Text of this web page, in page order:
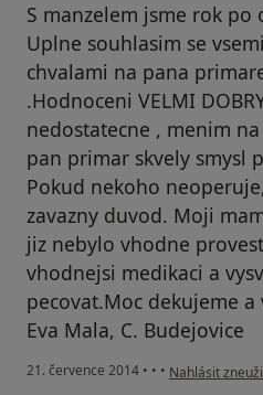
S manzelem jsme rok po
Uplne souhlasim se
chvalami na pana
.Hodnoceni VELMI
nedostatecne , menim na
pan primar skvely smysl
Pokud nekoho
zavazny duvod. Moji
jiz nebylo vhodne
vhodnejsi medikaci a
pecovat.Moc dekujeme a
Eva Mala, C. Budejovice
21. července 2014 • • • podle názoru
Nahlásit